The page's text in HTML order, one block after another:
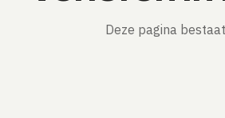
Deze pagina